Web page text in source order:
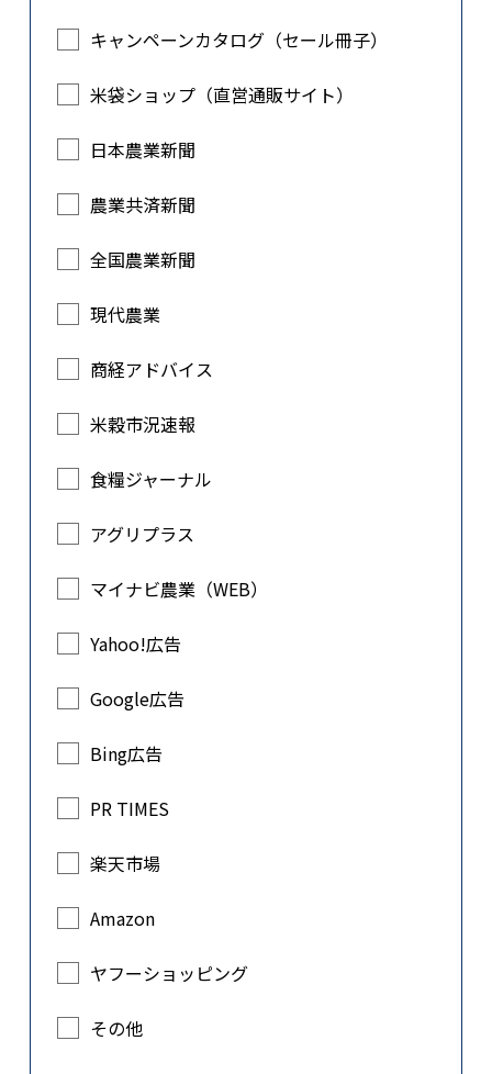
キャンペーンカタログ（セール冊子）
米袋ショップ（直営通販サイト）
日本農業新聞
農業共済新聞
全国農業新聞
現代農業
商経アドバイス
米穀市況速報
食糧ジャーナル
アグリプラス
マイナビ農業（WEB）
Yahoo!広告
Google広告
Bing広告
PR TIMES
楽天市場
Amazon
ヤフーショッピング
その他